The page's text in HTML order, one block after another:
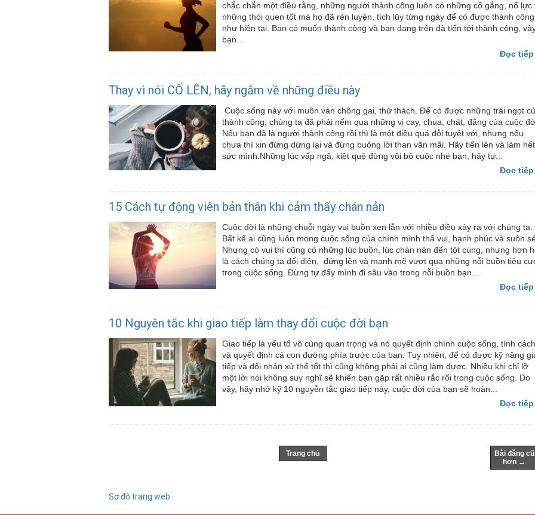
chắc chắn một điều rằng, những người thành công luôn có những cố gắng, nổ lực
những thói quen tốt mà họ đã rèn luyện, tích lũy từng ngày để có được thành công
như hiện tại. Bạn có muốn thành công và bạn đang trên đà tiến tới thành công,
bạn...
Đọc tiếp
Thay vì nói CỐ LÊN, hãy ngẫm về những điều này
Cuộc sống này với muôn vàn chông gai, thử thách. Để có được những trái ngọt
thành công, chúng ta đã phải nếm qua những vị cay, chua, chát, đắng của cuộc
Nếu bạn đã là người thành công rồi thì là một điều quá đỗi tuyệt với, nhưng nếu
chưa thì xin đừng dừng lại và đừng buông lời than vãn mãi. Hãy tiến lên và làm hết
sức mình.Những lúc vấp ngã, kiệt quệ đừng vội bỏ cuộc nhé bạn, hãy tự...
Đọc tiếp
15 Cách tự động viên bản thân khi cảm thấy chán nản
Cuộc đời là những chuỗi ngày vui buồn xen lẫn với nhiều điều xảy ra với chúng ta.
Bất kể ai cũng luôn mong cuộc sống của chính mình thẩ vui, hạnh phúc và suôn
Nhưng có vui thì cũng có những lúc buồn, lúc chán nản đến tột cùng, nhưng hơn
là cách chúng ta đối diện, đứng lên và mạnh mẽ vượt qua những nỗi buồn tiêu
trong cuộc sống. Đừng tự đẩy mình đi sâu vào trong nỗi buồn bạn...
Đọc tiếp
10 Nguyên tắc khi giao tiếp làm thay đổi cuộc đời bạn
Giao tiếp là yếu tố vô cùng quan trọng và nó quyết định chính cuộc sống, tính cách
và quyết định cả con đường phía trước của bạn. Tuy nhiên, để có được kỹ năng
tiếp và đối nhân xử thế tốt thì cũng không phải ai cũng làm được. Nhiều khi chỉ lỡ
một lời nói không suy nghĩ sẽ khiến bạn gặp rất nhiều rắc rối trong cuộc sống. Do
vậy, hãy nhớ kỹ 10 nguyễn tắc giao tiếp này, cuộc đời của bạn sẽ hoàn...
Đọc tiếp
Bài đăng cũ
hơn →
Trang chủ
Sơ đồ trang web